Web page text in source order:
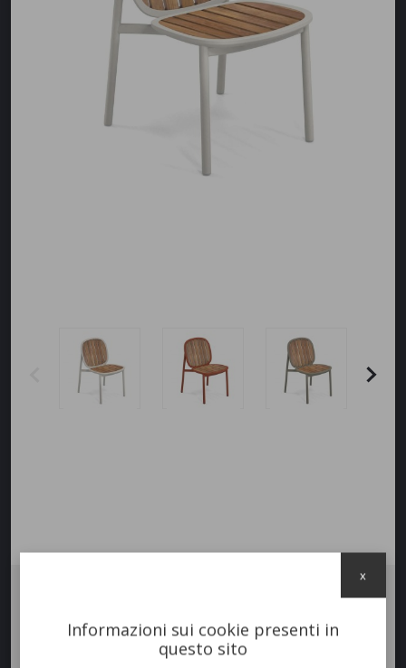
La nuova linea Twins si compone di una ampia gamma di articoli, dal
Informazioni sui cookie presenti in
questo sito
x